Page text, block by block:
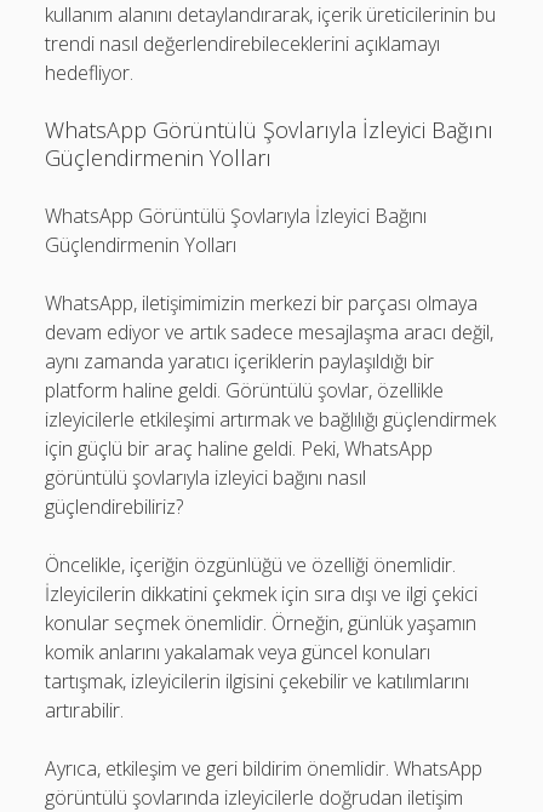
kullanım alanını detaylandırarak, içerik üreticilerinin bu
trendi nasıl değerlendirebileceklerini açıklamayı
hedefliyor.
WhatsApp Görüntülü Şovlarıyla İzleyici Bağını
Güçlendirmenin Yolları
WhatsApp Görüntülü Şovlarıyla İzleyici Bağını
Güçlendirmenin Yolları
WhatsApp, iletişimimizin merkezi bir parçası olmaya
devam ediyor ve artık sadece mesajlaşma aracı değil,
aynı zamanda yaratıcı içeriklerin paylaşıldığı bir
platform haline geldi. Görüntülü şovlar, özellikle
izleyicilerle etkileşimi artırmak ve bağlılığı güçlendirmek
için güçlü bir araç haline geldi. Peki, WhatsApp
görüntülü şovlarıyla izleyici bağını nasıl
güçlendirebiliriz?
Öncelikle, içeriğin özgünlüğü ve özelliği önemlidir.
İzleyicilerin dikkatini çekmek için sıra dışı ve ilgi çekici
konular seçmek önemlidir. Örneğin, günlük yaşamın
komik anlarını yakalamak veya güncel konuları
tartışmak, izleyicilerin ilgisini çekebilir ve katılımlarını
artırabilir.
Ayrıca, etkileşim ve geri bildirim önemlidir. WhatsApp
görüntülü şovlarında izleyicilerle doğrudan iletişim